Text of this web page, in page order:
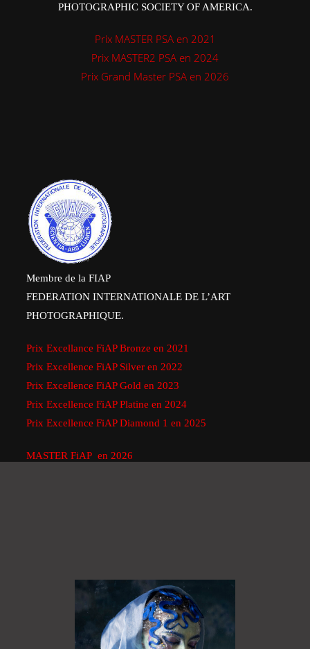
PHOTOGRAPHIC SOCIETY OF AMERICA.
Prix MASTER PSA en 2021
Prix MASTER2 PSA en 2024
Prix Grand Master PSA en 2026
Membre de la FIAP
FEDERATION INTERNATIONALE DE L’ART
PHOTOGRAPHIQUE.
Prix Excellance FiAP Bronze en 2021
Prix Excellence FiAP Silver en 2022
Prix Excellence FiAP Gold en 2023
Prix Excellence FiAP Platine en 2024
Prix Excellence FiAP Diamond 1 en 2025
MASTER FiAP en 2026